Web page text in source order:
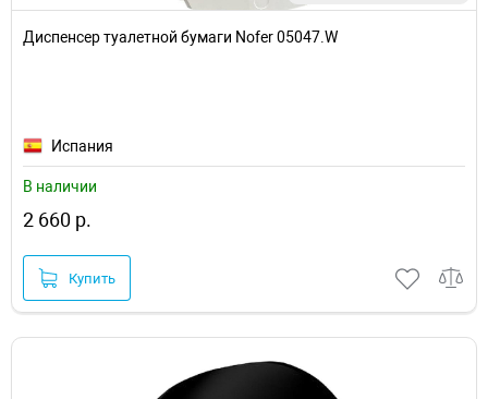
Диспенсер туалетной бумаги Nofer 05047.W
Испания
В наличии
2 660 р.
Купить